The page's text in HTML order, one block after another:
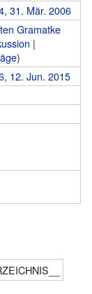
31. Mär. 2006
Gramatke
|
)
12. Jun. 2015